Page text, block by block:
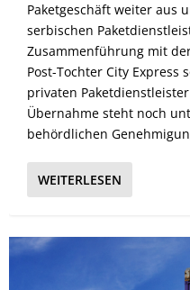
Paketgeschäft weiter aus
serbischen
Zusammenführung mit
Post-Tochter City
privaten
Übernahme steht noch
behördlichen
WEITERLESEN